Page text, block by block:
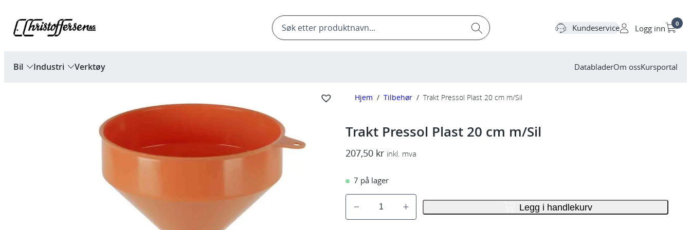
innhold
Products
search Kundeservice Logg inn 0
Bil Industri Verktøy DatabladerOm ossKursportal
Hjem / Tilbehør / Trakt Pressol Plast 20 cm m/Sil
Trakt Pressol Plast 20 cm m/Sil
207,50 kr inkl. mva
7 på lager
r
Legg i handlekurv